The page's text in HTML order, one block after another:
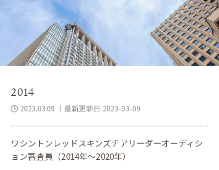
2014
2023.03.09 ｜最新更新日 2023-03-09
ワシントンレッドスキンズチアリーダーオーディシ
ョン審査員（2014年～2020年）